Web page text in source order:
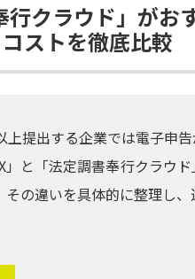
クラウド」がお
ストを徹底比較
提出する企業では電子申告
」と「法定調書奉行クラウ
の違いを具体的に整理し